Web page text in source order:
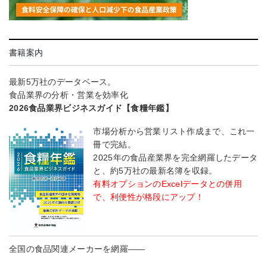
書籍案内
最新5万社のデータベース。
食品業界の分析・営業を効率化
2026食品業界ビジネスガイド【食糧年鑑】
市場分析から営業リスト作成まで、これ一
冊で完結。
2025年の食品産業界を完全網羅したデータ
と、約5万社の最新名簿を収録。
有料オプションのExcelデータとの併用
で、利便性が格段にアップ！
全国の食品関連メーカーを網羅――